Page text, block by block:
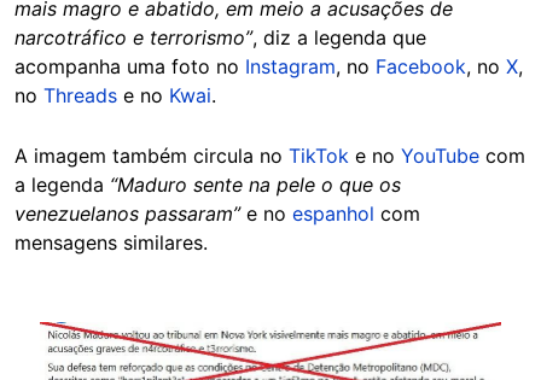
mais magro e abatido, em meio a acusações de
narcotráfico e terrorismo”, diz a legenda que
acompanha uma foto no Instagram, no Facebook, no X,
no Threads e no Kwai.
A imagem também circula no TikTok e no YouTube com
a legenda “Maduro sente na pele o que os
venezuelanos passaram”e no espanhol com
mensagens similares.
Image